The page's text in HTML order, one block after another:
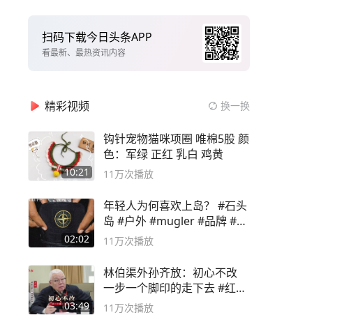
扫码下载今日头条APP
看最新、最热资讯内容
精彩视频 换一换
10:21
钩针宠物猫咪项圈 唯棉5股 颜
色：军绿 正红 乳白 鸡黄
11万次播放
02:02
年轻人为何喜欢上岛？ #石头
岛 #户外 #mugler #品牌 #足
球流氓
11万次播放
03:49
林伯渠外孙齐放：初心不改
一步一个脚印的走下去 #红船
论坛
11万次播放